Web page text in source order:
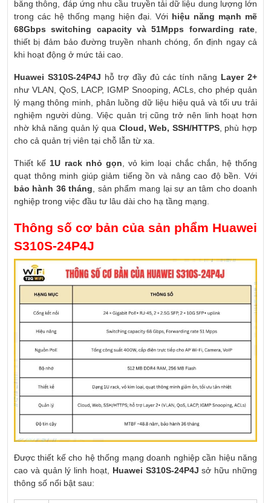
băng thông, đáp ứng nhu cầu truyền tải dữ liệu dung lượng lớn
trong các hệ thống mạng hiện đại. Với hiệu năng mạnh mẽ
68Gbps switching capacity và 51Mpps forwarding rate,
thiết bị đảm bảo đường truyền nhanh chóng, ổn định ngay cả
khi hoạt động ở mức tải cao.
Huawei S310S-24P4J hỗ trợ đầy đủ các tính năng Layer 2+
như VLAN, QoS, LACP, IGMP Snooping, ACLs, cho phép quản
lý mạng thông minh, phân luồng dữ liệu hiệu quả và tối ưu trải
nghiệm người dùng. Việc quản trị cũng trở nên linh hoạt hơn
nhờ khả năng quản lý qua Cloud, Web, SSH/HTTPS, phù hợp
cho cả quản trị viên tại chỗ lẫn từ xa.
Thiết kế1U rack nhỏ gọn, vỏ kim loại chắc chắn, hệ thống
quạt thông minh giúp giảm tiếng ồn và nâng cao độ bền. Với
bảo hành 36 tháng, sản phẩm mang lại sự an tâm cho doanh
nghiệp trong việc đầu tư lâu dài cho hạ tầng mạng.
Thông số cơ bản của sản phẩm Huawei
S310S-24P4J
Được thiết kế cho hệ thống mạng doanh nghiệp cần hiệu năng
cao và quản lý linh hoạt, Huawei S310S-24P4J sở hữu những
thông số nổi bật sau: